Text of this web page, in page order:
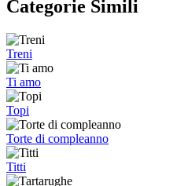
Categorie Simili
Treni
Ti amo
Topi
Torte di compleanno
Titti